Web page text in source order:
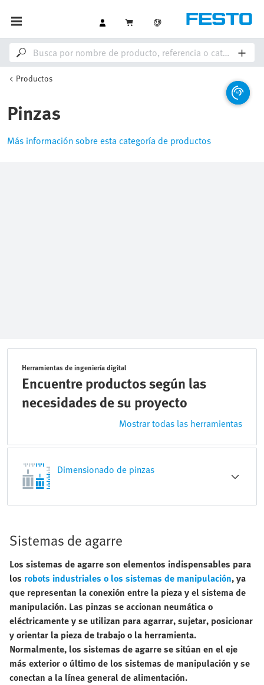
Productos
Pinzas
Más información sobre esta categoría de productos
Herramientas de ingeniería digital
Encuentre productos según las
necesidades de su proyecto
Mostrar todas las herramientas
Dimensionado de pinzas
Sistemas de agarre
Los sistemas de agarre son elementos indispensables para
los robots industriales o los sistemas de manipulación, ya
que representan la conexión entre la pieza y el sistema de
manipulación. Las pinzas se accionan neumática o
eléctricamente y se utilizan para agarrar, sujetar, posicionar
y orientar la pieza de trabajo o la herramienta.
Normalmente, los sistemas de agarre se sitúan en el eje
más exterior o último de los sistemas de manipulación y se
conectan a la línea general de alimentación.